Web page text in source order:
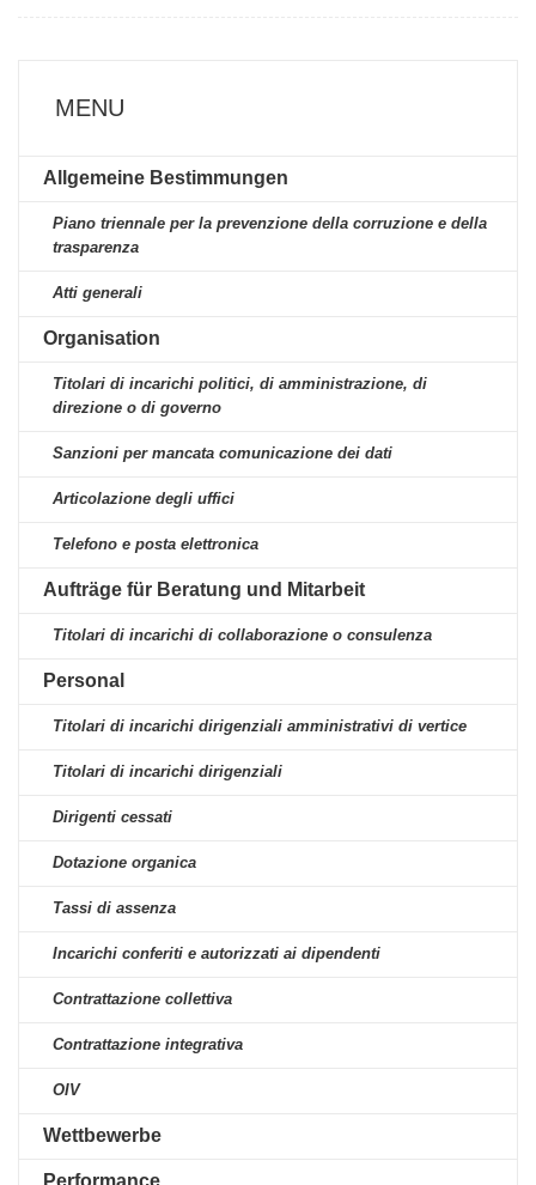
MENU
Allgemeine Bestimmungen
Piano triennale per la prevenzione della corruzione e della
trasparenza
Atti generali
Organisation
Titolari di incarichi politici, di amministrazione, di
direzione o di governo
Sanzioni per mancata comunicazione dei dati
Articolazione degli uffici
Telefono e posta elettronica
Aufträge für Beratung und Mitarbeit
Titolari di incarichi di collaborazione o consulenza
Personal
Titolari di incarichi dirigenziali amministrativi di vertice
Titolari di incarichi dirigenziali
Dirigenti cessati
Dotazione organica
Tassi di assenza
Incarichi conferiti e autorizzati ai dipendenti
Contrattazione collettiva
Contrattazione integrativa
OIV
Wettbewerbe
Performance